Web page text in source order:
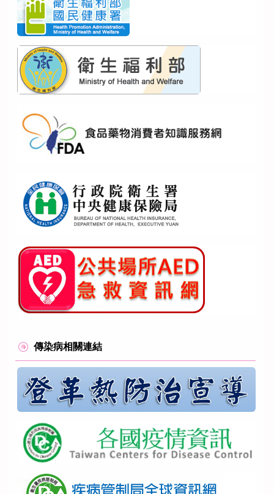
傳染病相關連結